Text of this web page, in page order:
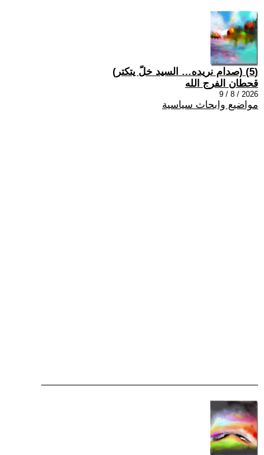
(5) (صدام نريده… السيد خلّ يتكتر)
قحطان الفرج الله
2026 / 8 / 9
مواضيع وابحاث سياسية